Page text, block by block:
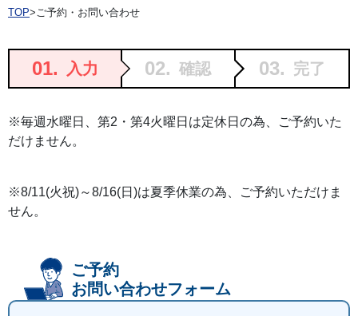
TOP>ご予約・お問い合わせ
01. 入力 02. 確認 03. 完了
※毎週水曜日、第2・第4火曜日は定休日の為、ご予約いた
だけません。
※8/11(火祝)～8/16(日)は夏季休業の為、ご予約いただけま
せん。
ご予約
お問い合わせフォーム